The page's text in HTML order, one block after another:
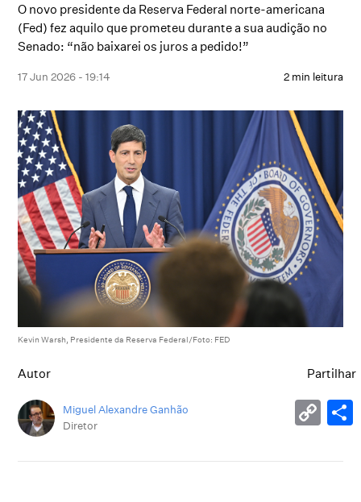
O novo presidente da Reserva Federal norte-americana
(Fed) fez aquilo que prometeu durante a sua audição no
Senado: “não baixarei os juros a pedido!”
17 Jun 2026 - 19:14 2 min leitura
Kevin Warsh, Presidente da Reserva Federal/Foto: FED
Autor
Miguel Alexandre Ganhão
Diretor
Partilhar